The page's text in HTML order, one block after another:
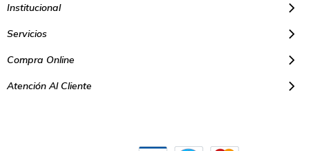
Institucional
Servicios
Compra Online
Atención Al Cliente